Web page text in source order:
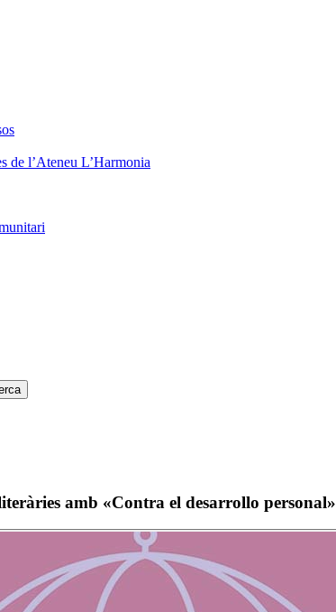
de l’Ateneu L’Harmonia
amb «Contra el desarrollo personal»